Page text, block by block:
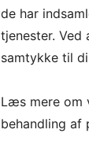
de har
tjenester. Ved
samtykke til
Læs mere om
behandling af